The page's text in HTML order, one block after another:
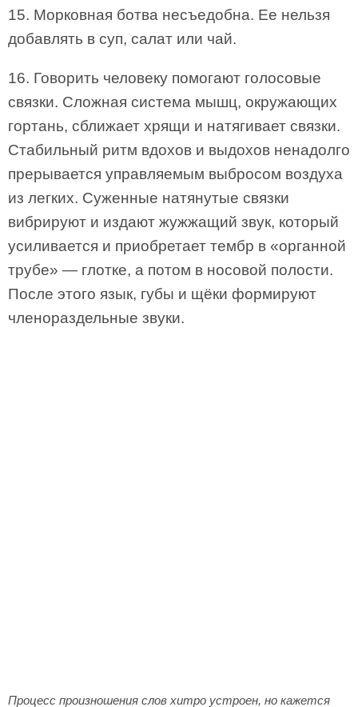
15. Морковная ботва несъедобна. Ее нельзя
добавлять в суп, салат или чай.
16. Говорить человеку помогают голосовые
связки. Сложная система мышц, окружающих
гортань, сближает хрящи и натягивает связки.
Стабильный ритм вдохов и выдохов ненадолго
прерывается управляемым выбросом воздуха
из легких. Суженные натянутые связки
вибрируют и издают жужжащий звук, который
усиливается и приобретает тембр в «органной
трубе» — глотке, а потом в носовой полости.
После этого язык, губы и щёки формируют
членораздельные звуки.
Процесс произношения слов хитро устроен, но кажется